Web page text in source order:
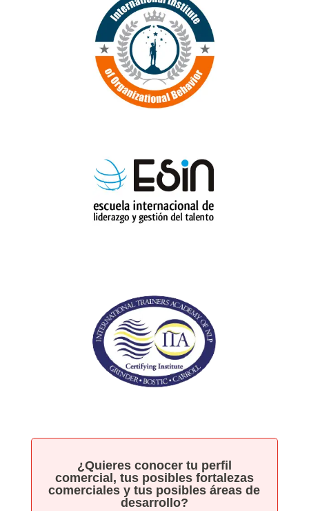
¿Quieres conocer tu perfil
comercial, tus posibles fortalezas
comerciales y tus posibles áreas de
desarrollo?